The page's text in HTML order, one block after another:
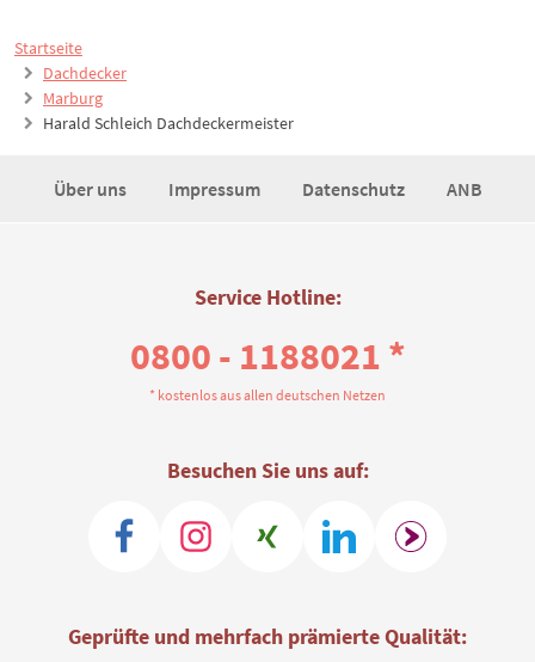
Startseite
Dachdecker
Marburg
Harald Schleich Dachdeckermeister
Über uns Impressum Datenschutz ANB
Service Hotline:
0800 - 1188021 *
* kostenlos aus allen deutschen Netzen
Besuchen Sie uns auf:
Geprüfte und mehrfach prämierte Qualität: